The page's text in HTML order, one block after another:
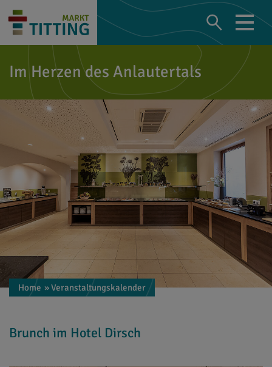
Im Herzen des Anlautertals
Home » Veranstaltungskalender
Brunch im Hotel Dirsch